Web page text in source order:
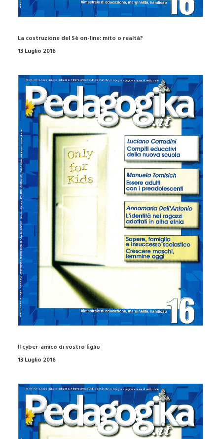
La costruzione del Sè on-line: mito o realtà?
13 Luglio 2016
Il cyber-amico di vostro figlio
13 Luglio 2016